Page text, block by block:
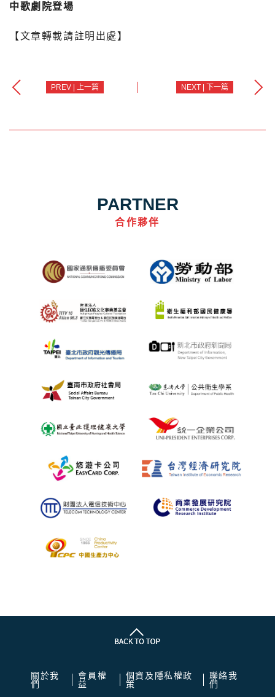
中歌劇院登場
【文章轉載請註明出處】
PREV | 上一篇 NEXT | 下一篇
PARTNER
合作夥伴
關於我
們
會員權
益
個資及隱私權政
策
聯絡我
們